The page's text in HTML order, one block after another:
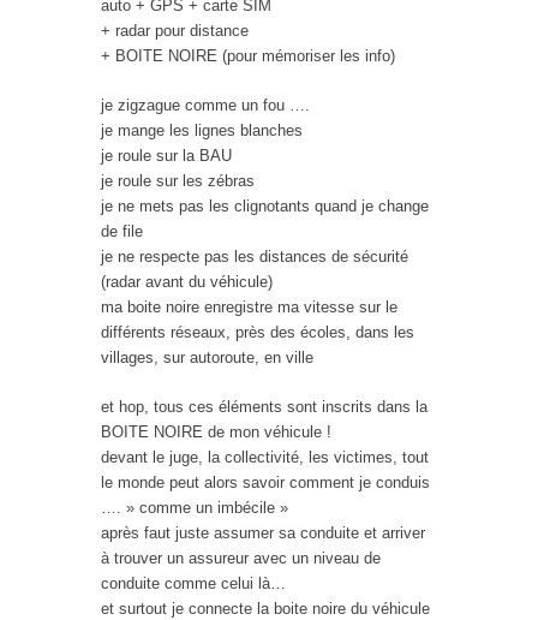
auto + GPS + carte SIM
+ radar pour distance
+ BOITE NOIRE (pour mémoriser les info)
je zigzague comme un fou ….
je mange les lignes blanches
je roule sur la BAU
je roule sur les zébras
je ne mets pas les clignotants quand je change
de file
je ne respecte pas les distances de sécurité
(radar avant du véhicule)
ma boite noire enregistre ma vitesse sur le
différents réseaux, près des écoles, dans les
villages, sur autoroute, en ville
et hop, tous ces éléments sont inscrits dans la
BOITE NOIRE de mon véhicule !
devant le juge, la collectivité, les victimes, tout
le monde peut alors savoir comment je conduis
…. » comme un imbécile »
après faut juste assumer sa conduite et arriver
à trouver un assureur avec un niveau de
conduite comme celui là…
et surtout je connecte la boite noire du véhicule